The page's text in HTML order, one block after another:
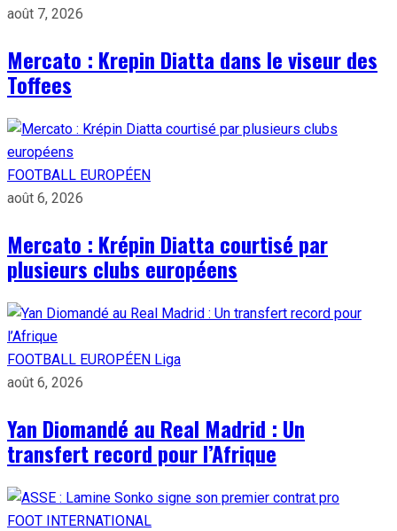
août 7, 2026
Mercato : Krepin Diatta dans le viseur des
Toffees
FOOTBALL EUROPÉEN
août 6, 2026
Mercato : Krépin Diatta courtisé par
plusieurs clubs européens
FOOTBALL EUROPÉEN Liga
août 6, 2026
Yan Diomandé au Real Madrid : Un
transfert record pour l’Afrique
FOOT INTERNATIONAL